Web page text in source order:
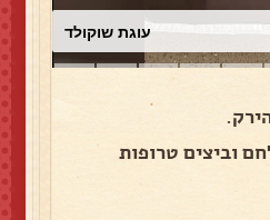
עוגת שוקולד
וביצים טרופות